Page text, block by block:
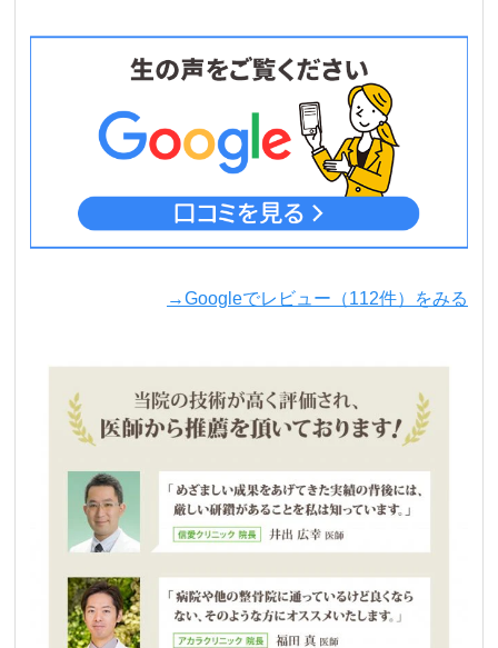
→Googleでレビュー（112件）をみる